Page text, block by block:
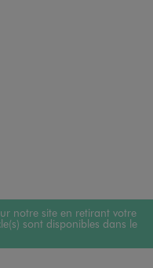
notre site en retirant votre
sont disponibles dans le